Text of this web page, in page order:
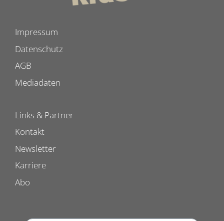
Impressum
Datenschutz
AGB
Mediadaten
Links & Partner
Kontakt
Newsletter
Karriere
Abo